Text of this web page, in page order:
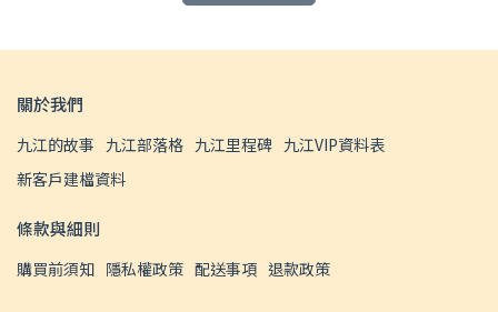
關於我們
九江的故事 九江部落格 九江里程碑 九江VIP資料表
新客戶建檔資料
條款與細則
購買前須知 隱私權政策 配送事項 退款政策